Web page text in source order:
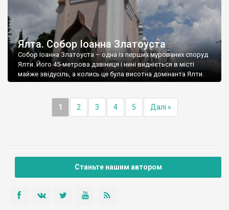
Ялта. Собор Іоанна Златоуста
Собор Іоанна Златоуста – одна із перших мурованих споруд
Ялти. Його 45-метрова дзвіниця і нині видніється в місті
майже звідусіль, а колись це була висотна домінанта Ялти.
1 2 3 4 5 Далі »
Станьте нашим автором